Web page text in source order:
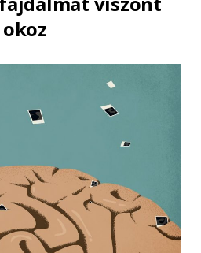
okoz